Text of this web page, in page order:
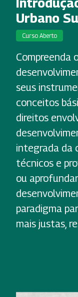
Urbano
Curso Aberto
Compreenda
seus
conceitos
direitos
integrada da
técnicos e
ou
paradigma
mais justas,